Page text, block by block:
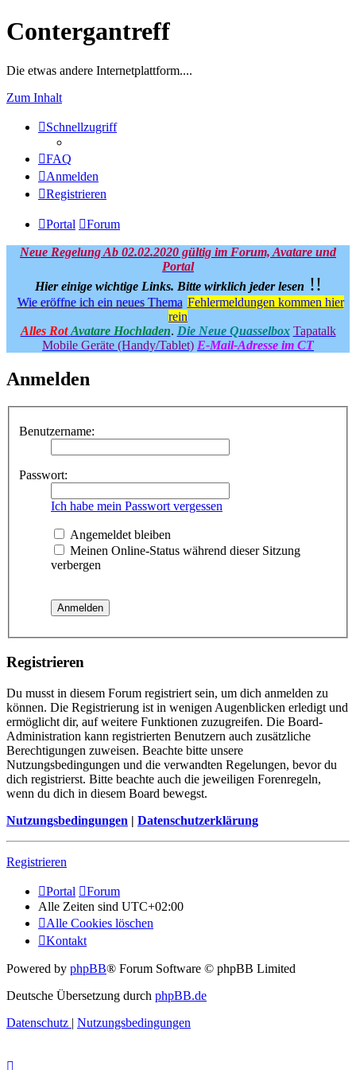
Contergantreff
Die etwas andere Internetplattform....
Zum Inhalt
Schnellzugriff
FAQ
Anmelden
Registrieren
Portal Forum
Neue Regelung Ab 02.02.2020 gültig im Forum, Avatare und
Portal
Hier einige wichtige Links. Bitte wirklich jeder lesen !!
Wie eröffne ich ein neues Thema Fehlermeldungen kommen hier
rein
Alles Rot Avatare Hochladen. Die Neue Quasselbox Tapatalk
Mobile Geräte (Handy/Tablet) E-Mail-Adresse im CT
Anmelden
Benutzername:
Passwort:
Ich habe mein Passwort vergessen
Angemeldet bleiben
Meinen Online-Status während dieser Sitzung
verbergen
Registrieren
Du musst in diesem Forum registriert sein, um dich anmelden zu
können. Die Registrierung ist in wenigen Augenblicken erledigt und
ermöglicht dir, auf weitere Funktionen zuzugreifen. Die Board-
Administration kann registrierten Benutzern auch zusätzliche
Berechtigungen zuweisen. Beachte bitte unsere
Nutzungsbedingungen und die verwandten Regelungen, bevor du
dich registrierst. Bitte beachte auch die jeweiligen Forenregeln,
wenn du dich in diesem Board bewegst.
Nutzungsbedingungen | Datenschutzerklärung
Registrieren
Portal
Forum
Alle Zeiten sind UTC+02:00
Alle Cookies löschen
Kontakt
Powered by phpBB® Forum Software © phpBB Limited
Deutsche Übersetzung durch phpBB.de
Datenschutz | Nutzungsbedingungen